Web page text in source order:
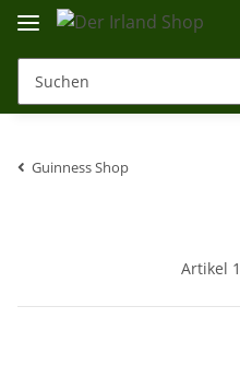
Guinness Shop
Artikel